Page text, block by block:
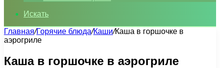
Искать
Главная/Горячие блюда/Каши/Каша в горшочке в
аэрогриле
Каша в горшочке в аэрогриле